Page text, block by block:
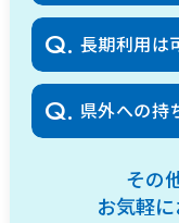
Q. 長期利用は
Q. 県外への持
その
お気軽